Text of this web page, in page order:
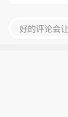
好的评论会